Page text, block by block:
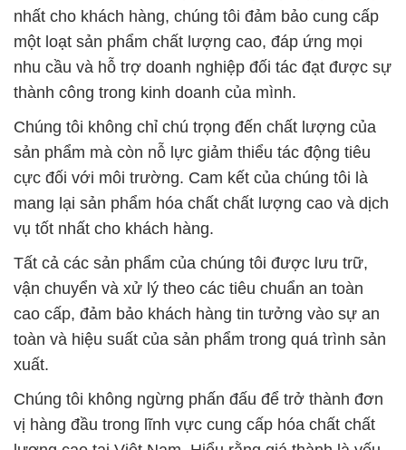
nhất cho khách hàng, chúng tôi đảm bảo cung cấp
một loạt sản phẩm chất lượng cao, đáp ứng mọi
nhu cầu và hỗ trợ doanh nghiệp đối tác đạt được sự
thành công trong kinh doanh của mình.
Chúng tôi không chỉ chú trọng đến chất lượng của
sản phẩm mà còn nỗ lực giảm thiểu tác động tiêu
cực đối với môi trường. Cam kết của chúng tôi là
mang lại sản phẩm hóa chất chất lượng cao và dịch
vụ tốt nhất cho khách hàng.
Tất cả các sản phẩm của chúng tôi được lưu trữ,
vận chuyển và xử lý theo các tiêu chuẩn an toàn
cao cấp, đảm bảo khách hàng tin tưởng vào sự an
toàn và hiệu suất của sản phẩm trong quá trình sản
xuất.
Chúng tôi không ngừng phấn đấu để trở thành đơn
vị hàng đầu trong lĩnh vực cung cấp hóa chất chất